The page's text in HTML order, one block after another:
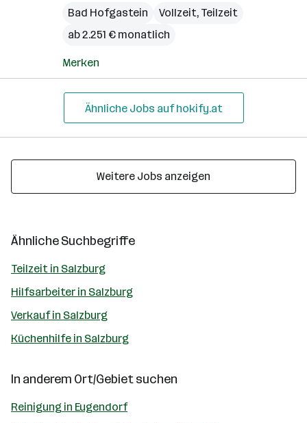
Bad Hofgastein
Vollzeit, Teilzeit
ab 2.251 € monatlich
Merken
Ähnliche Jobs auf hokify.at
Weitere Jobs anzeigen
Ähnliche Suchbegriffe
Teilzeit in Salzburg
Hilfsarbeiter in Salzburg
Verkauf in Salzburg
Küchenhilfe in Salzburg
In anderem Ort/Gebiet suchen
Reinigung in Eugendorf